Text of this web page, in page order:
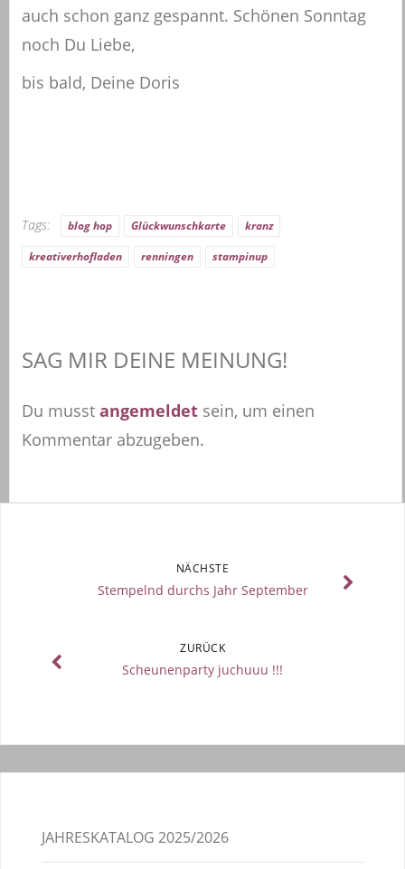
auch schon ganz gespannt. Schönen Sonntag
noch Du Liebe,
bis bald, Deine Doris
Tags: blog hop Glückwunschkarte
kranz
kreativerhofladen
renningen stampinup
SAG MIR DEINE MEINUNG!
Du musst angemeldetsein, um einen
Kommentar abzugeben.
NÄCHSTE
Stempelnd durchs Jahr September
ZURÜCK
Scheunenparty juchuuu !!!
JAHRESKATALOG 2025/2026